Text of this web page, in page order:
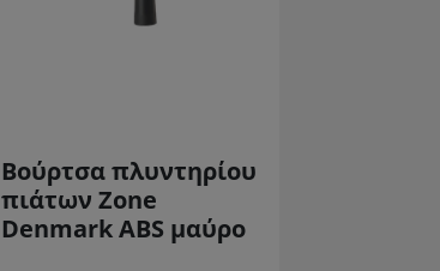
Βούρτσα πλυντηρίου
πιάτων Zone
Denmark ABS μαύρο